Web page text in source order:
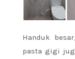
Handuk
pasta gigi